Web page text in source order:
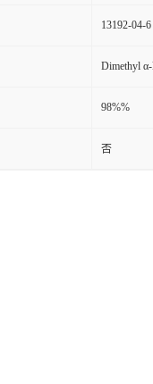
13192-04-6
Dimethyl α-
98%%
否